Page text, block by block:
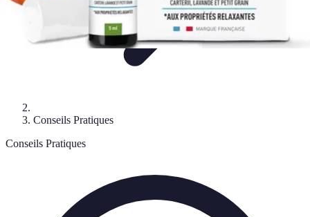
Conseils Pratiques
Conseils Pratiques